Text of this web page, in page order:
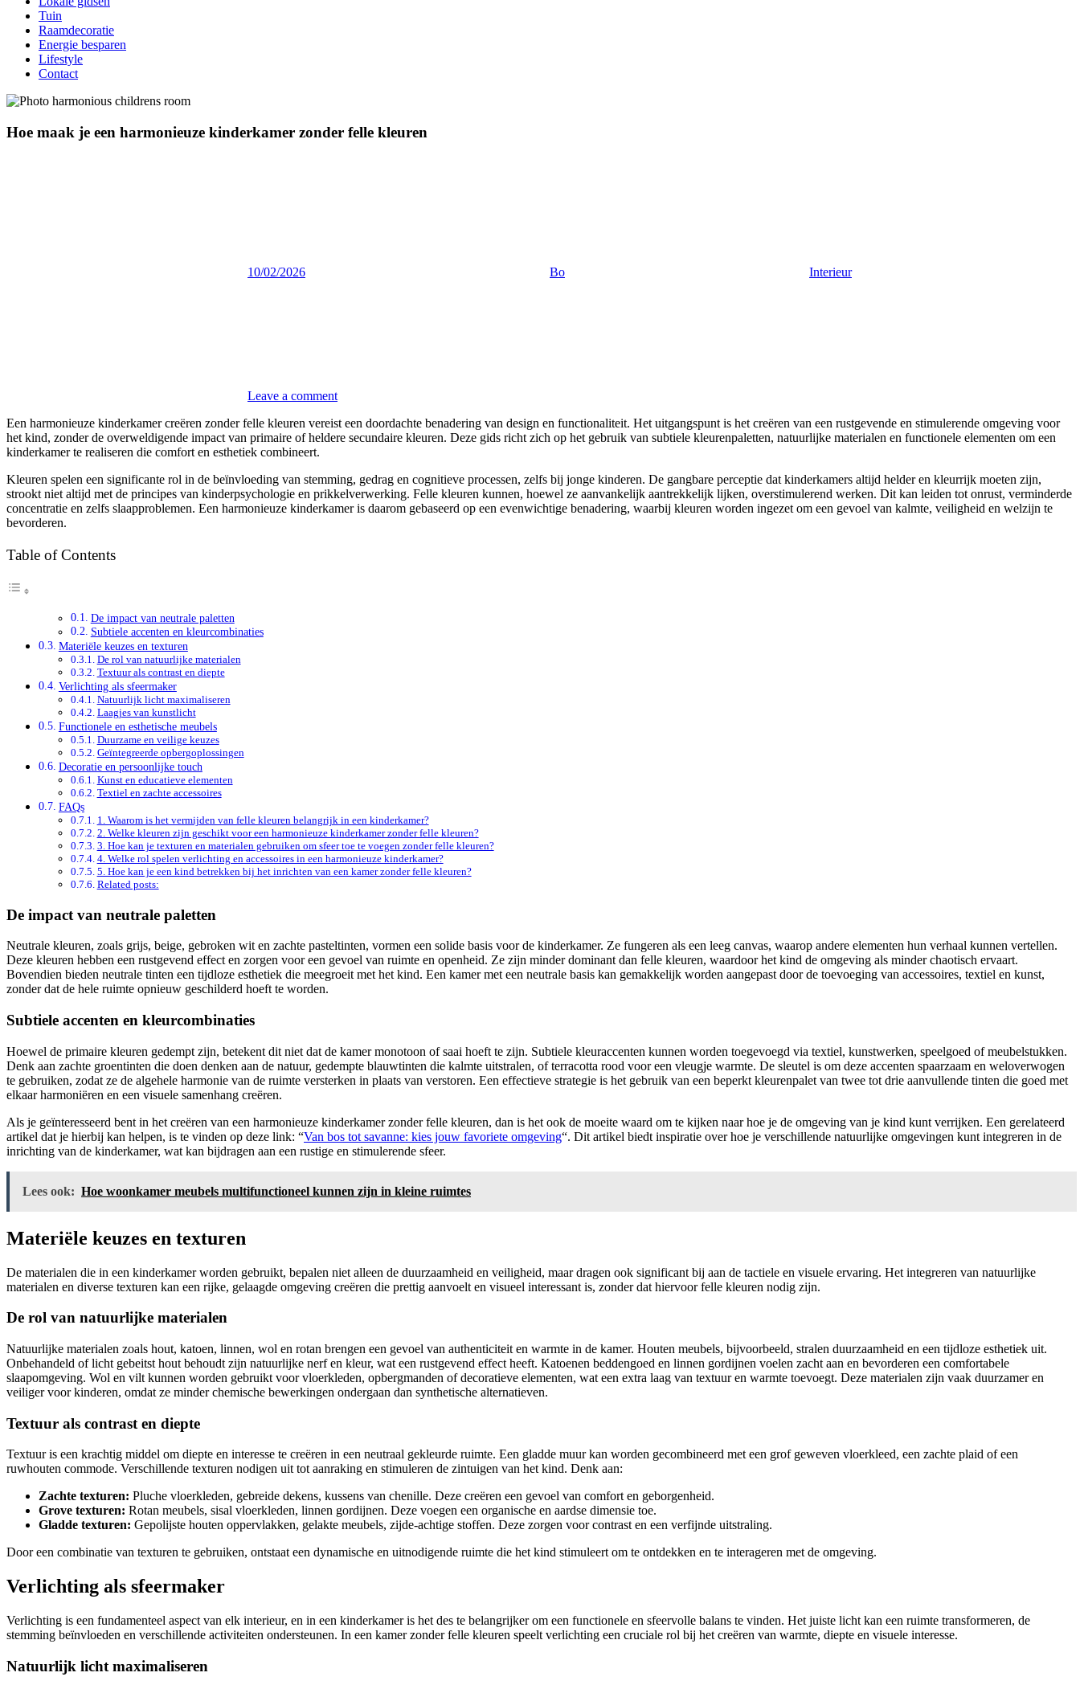
Tuin
Raamdecoratie
Energie besparen
Lifestyle
Contact
Hoe maak je een harmonieuze kinderkamer zonder felle kleuren
10/02/2026 Bo Interieur
Leave a comment
Een harmonieuze kinderkamer creëren zonder felle kleuren vereist een doordachte benadering van design en functionaliteit. Het uitgangspunt is het creëren van een rustgevende en stimulerende omgeving voor
het kind, zonder de overweldigende impact van primaire of heldere secundaire kleuren. Deze gids richt zich op het gebruik van subtiele kleurenpaletten, natuurlijke materialen en functionele elementen om een
kinderkamer te realiseren die comfort en esthetiek combineert.
Kleuren spelen een significante rol in de beïnvloeding van stemming, gedrag en cognitieve processen, zelfs bij jonge kinderen. De gangbare perceptie dat kinderkamers altijd helder en kleurrijk moeten zijn,
strookt niet altijd met de principes van kinderpsychologie en prikkelverwerking. Felle kleuren kunnen, hoewel ze aanvankelijk aantrekkelijk lijken, overstimulerend werken. Dit kan leiden tot onrust, verminderde
concentratie en zelfs slaapproblemen. Een harmonieuze kinderkamer is daarom gebaseerd op een evenwichtige benadering, waarbij kleuren worden ingezet om een gevoel van kalmte, veiligheid en welzijn te
bevorderen.
Table of Contents
De impact van neutrale paletten
Subtiele accenten en kleurcombinaties
Materiële keuzes en texturen
De rol van natuurlijke materialen
Textuur als contrast en diepte
Verlichting als sfeermaker
Natuurlijk licht maximaliseren
Laagjes van kunstlicht
Functionele en esthetische meubels
Duurzame en veilige keuzes
Geïntegreerde opbergoplossingen
Decoratie en persoonlijke touch
Kunst en educatieve elementen
Textiel en zachte accessoires
FAQs
1. Waarom is het vermijden van felle kleuren belangrijk in een kinderkamer?
2. Welke kleuren zijn geschikt voor een harmonieuze kinderkamer zonder felle kleuren?
3. Hoe kan je texturen en materialen gebruiken om sfeer toe te voegen zonder felle kleuren?
4. Welke rol spelen verlichting en accessoires in een harmonieuze kinderkamer?
5. Hoe kan je een kind betrekken bij het inrichten van een kamer zonder felle kleuren?
Related posts:
De impact van neutrale paletten
Neutrale kleuren, zoals grijs, beige, gebroken wit en zachte pasteltinten, vormen een solide basis voor de kinderkamer. Ze fungeren als een leeg canvas, waarop andere elementen hun verhaal kunnen vertellen.
Deze kleuren hebben een rustgevend effect en zorgen voor een gevoel van ruimte en openheid. Ze zijn minder dominant dan felle kleuren, waardoor het kind de omgeving als minder chaotisch ervaart.
Bovendien bieden neutrale tinten een tijdloze esthetiek die meegroeit met het kind. Een kamer met een neutrale basis kan gemakkelijk worden aangepast door de toevoeging van accessoires, textiel en kunst,
zonder dat de hele ruimte opnieuw geschilderd hoeft te worden.
Subtiele accenten en kleurcombinaties
Hoewel de primaire kleuren gedempt zijn, betekent dit niet dat de kamer monotoon of saai hoeft te zijn. Subtiele kleuraccenten kunnen worden toegevoegd via textiel, kunstwerken, speelgoed of meubelstukken.
Denk aan zachte groentinten die doen denken aan de natuur, gedempte blauwtinten die kalmte uitstralen, of terracotta rood voor een vleugje warmte. De sleutel is om deze accenten spaarzaam en weloverwogen
te gebruiken, zodat ze de algehele harmonie van de ruimte versterken in plaats van verstoren. Een effectieve strategie is het gebruik van een beperkt kleurenpalet van twee tot drie aanvullende tinten die goed met
elkaar harmoniëren en een visuele samenhang creëren.
Als je geïnteresseerd bent in het creëren van een harmonieuze kinderkamer zonder felle kleuren, dan is het ook de moeite waard om te kijken naar hoe je de omgeving van je kind kunt verrijken. Een gerelateerd
artikel dat je hierbij kan helpen, is te vinden op deze link: “Van bos tot savanne: kies jouw favoriete omgeving“. Dit artikel biedt inspiratie over hoe je verschillende natuurlijke omgevingen kunt integreren in de
inrichting van de kinderkamer, wat kan bijdragen aan een rustige en stimulerende sfeer.
Lees ook: Hoe woonkamer meubels multifunctioneel kunnen zijn in kleine ruimtes
Materiële keuzes en texturen
De materialen die in een kinderkamer worden gebruikt, bepalen niet alleen de duurzaamheid en veiligheid, maar dragen ook significant bij aan de tactiele en visuele ervaring. Het integreren van natuurlijke
materialen en diverse texturen kan een rijke, gelaagde omgeving creëren die prettig aanvoelt en visueel interessant is, zonder dat hiervoor felle kleuren nodig zijn.
De rol van natuurlijke materialen
Natuurlijke materialen zoals hout, katoen, linnen, wol en rotan brengen een gevoel van authenticiteit en warmte in de kamer. Houten meubels, bijvoorbeeld, stralen duurzaamheid en een tijdloze esthetiek uit.
Onbehandeld of licht gebeitst hout behoudt zijn natuurlijke nerf en kleur, wat een rustgevend effect heeft. Katoenen beddengoed en linnen gordijnen voelen zacht aan en bevorderen een comfortabele
slaapomgeving. Wol en vilt kunnen worden gebruikt voor vloerkleden, opbergmanden of decoratieve elementen, wat een extra laag van textuur en warmte toevoegt. Deze materialen zijn vaak duurzamer en
veiliger voor kinderen, omdat ze minder chemische bewerkingen ondergaan dan synthetische alternatieven.
Textuur als contrast en diepte
Textuur is een krachtig middel om diepte en interesse te creëren in een neutraal gekleurde ruimte. Een gladde muur kan worden gecombineerd met een grof geweven vloerkleed, een zachte plaid of een
ruwhouten commode. Verschillende texturen nodigen uit tot aanraking en stimuleren de zintuigen van het kind. Denk aan:
Zachte texturen: Pluche vloerkleden, gebreide dekens, kussens van chenille. Deze creëren een gevoel van comfort en geborgenheid.
Grove texturen: Rotan meubels, sisal vloerkleden, linnen gordijnen. Deze voegen een organische en aardse dimensie toe.
Gladde texturen: Gepolijste houten oppervlakken, gelakte meubels, zijde-achtige stoffen. Deze zorgen voor contrast en een verfijnde uitstraling.
Door een combinatie van texturen te gebruiken, ontstaat een dynamische en uitnodigende ruimte die het kind stimuleert om te ontdekken en te interageren met de omgeving.
Verlichting als sfeermaker
Verlichting is een fundamenteel aspect van elk interieur, en in een kinderkamer is het des te belangrijker om een functionele en sfeervolle balans te vinden. Het juiste licht kan een ruimte transformeren, de
stemming beïnvloeden en verschillende activiteiten ondersteunen. In een kamer zonder felle kleuren speelt verlichting een cruciale rol bij het creëren van warmte, diepte en visuele interesse.
Natuurlijk licht maximaliseren